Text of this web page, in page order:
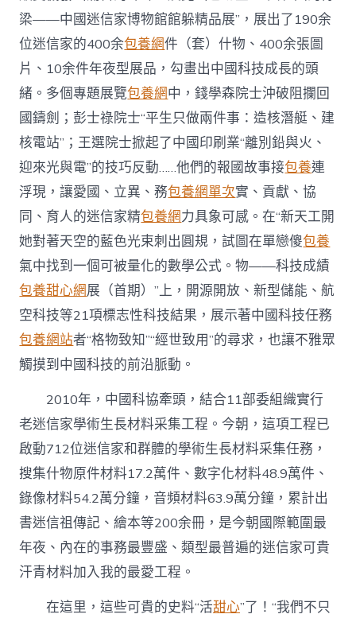
梁——中國迷信家博物館館躲精品展”，展出了190余
位迷信家的400余包養網件（套）什物、400余張圖
片、10余件年夜型展品，勾畫出中國科技成長的頭
緒。多個專題展覽包養網中，錢學森院士沖破阻攔回
國鑄劍；彭士祿院士“平生只做兩件事：造核潛艇、建
核電站”；王選院士掀起了中國印刷業“離別鉛與火、
迎來光與電”的技巧反動……他們的報國故事接包養連
浮現，讓愛國、立異、務包養網單次實、貢獻、協
同、育人的迷信家精包養網力具象可感。在“新天工開
她對著天空的藍色光束刺出圓規，試圖在單戀傻包養
氣中找到一個可被量化的數學公式。物——科技成績
包養甜心網展（首期）”上，開源開放、新型儲能、航
空科技等21項標志性科技結果，展示著中國科技任務
包養網站者“格物致知”“經世致用”的尋求，也讓不雅眾
觸摸到中國科技的前沿脈動。
2010年，中國科協牽頭，結合11部委組織實行
老迷信家學術生長材料采集工程。今朝，這項工程已
啟動712位迷信家和群體的學術生長材料采集任務，
搜集什物原件材料17.2萬件、數字化材料48.9萬件、
錄像材料54.2萬分鐘，音頻材料63.9萬分鐘，累計出
書迷信祖傳記、繪本等200余冊，是今朝國際範圍最
年夜、內在的事務最豐盛、類型最普遍的迷信家可貴
汗青材料加入我的最愛工程。
在這里，這些可貴的史料“活甜心”了！“我們不只